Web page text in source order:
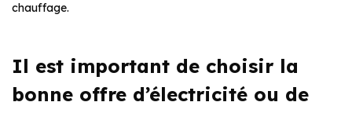
chauffage.
Il est important de choisir la
bonne offre d’électricité ou de